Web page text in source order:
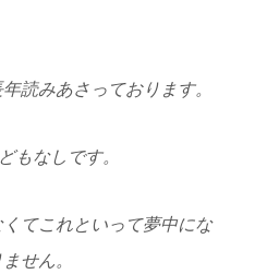
読みあさっております。
もなしです。
てこれといって夢中にな
せん。